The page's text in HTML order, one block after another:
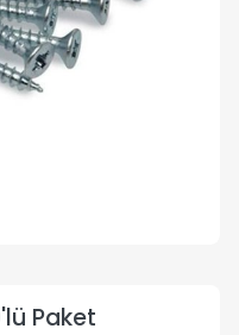
Paket